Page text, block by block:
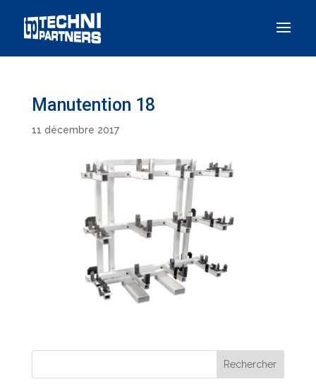
Manutention 18
11 décembre 2017
Panneau de gestion des cookies